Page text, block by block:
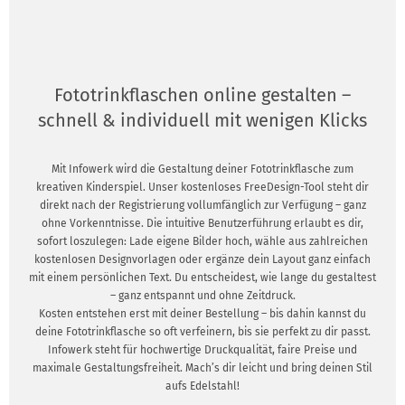
Fototrinkflaschen online gestalten –
schnell & individuell mit wenigen Klicks
Mit Infowerk wird die Gestaltung deiner Fototrinkflasche zum
kreativen Kinderspiel. Unser kostenloses FreeDesign-Tool steht dir
direkt nach der Registrierung vollumfänglich zur Verfügung – ganz
ohne Vorkenntnisse. Die intuitive Benutzerführung erlaubt es dir,
sofort loszulegen: Lade eigene Bilder hoch, wähle aus zahlreichen
kostenlosen Designvorlagen oder ergänze dein Layout ganz einfach
mit einem persönlichen Text. Du entscheidest, wie lange du gestaltest
– ganz entspannt und ohne Zeitdruck.
Kosten entstehen erst mit deiner Bestellung – bis dahin kannst du
deine Fototrinkflasche so oft verfeinern, bis sie perfekt zu dir passt.
Infowerk steht für hochwertige Druckqualität, faire Preise und
maximale Gestaltungsfreiheit. Mach’s dir leicht und bring deinen Stil
aufs Edelstahl!